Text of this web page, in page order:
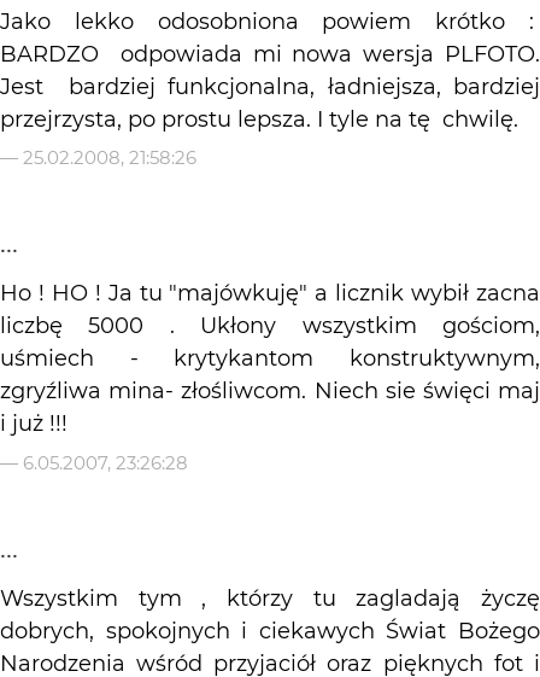
Jako lekko odosobniona powiem krótko :
BARDZO odpowiada mi nowa wersja PLFOTO.
Jest bardziej funkcjonalna, ładniejsza, bardziej
przejrzysta, po prostu lepsza. I tyle na tę chwilę.
— 25.02.2008, 21:58:26
...
Ho ! HO ! Ja tu "majówkuję" a licznik wybił zacna
liczbę 5000 . Ukłony wszystkim gościom,
uśmiech - krytykantom konstruktywnym,
zgryźliwa mina- złośliwcom. Niech sie święci maj
i już !!!
— 6.05.2007, 23:26:28
...
Wszystkim tym , którzy tu zagladają życzę
dobrych, spokojnych i ciekawych Świat Bożego
Narodzenia wśród przyjaciół oraz pięknych fot i